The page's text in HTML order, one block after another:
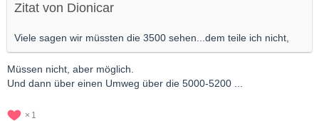
Zitat von Dionicar
Viele sagen wir müssten die 3500 sehen...dem teile ich nicht,
Müssen nicht, aber möglich.
Und dann über einen Umweg über die 5000-5200 ...
1